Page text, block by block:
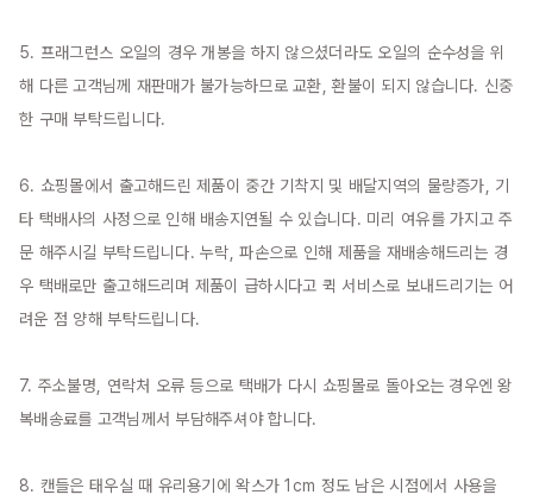
5. 프래그런스 오일의 경우 개봉을 하지 않으셨더라도 오일의 순수성을 위
해 다른 고객님께 재판매가 불가능하므로 교환, 환불이 되지 않습니다. 신중
한 구매 부탁드립니다.
6. 쇼핑몰에서 출고해드린 제품이 중간 기착지 및 배달지역의 물량증가, 기
타 택배사의 사정으로 인해 배송지연될 수 있습니다. 미리 여유를 가지고 주
문 해주시길 부탁드립니다. 누락, 파손으로 인해 제품을 재배송해드리는 경
우 택배로만 출고해드리며 제품이 급하시다고 퀵 서비스로 보내드리기는 어
려운 점 양해 부탁드립니다.
7. 주소불명, 연락처 오류 등으로 택배가 다시 쇼핑몰로 돌아오는 경우엔 왕
복배송료를 고객님께서 부담해주셔야 합니다.
8. 캔들은 태우실 때 유리용기에 왁스가 1cm 정도 남은 시점에서 사용을